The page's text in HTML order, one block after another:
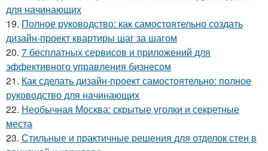
для начинающих
19. Полное руководство: как самостоятельно создать
дизайн-проект квартиры шаг за шагом
20. 7 бесплатных сервисов и приложений для
эффективного управления бизнесом
21. Как сделать дизайн-проект самостоятельно: полное
руководство для начинающих
22. Необычная Москва: скрытые уголки и секретные
места
23. Стильные и практичные решения для отделок стен в